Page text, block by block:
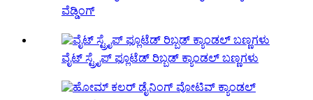
ವೆಡ್ಡಿಂಗ್
ವೈಟ್ ಸ್ಟ್ರೈಪ್ ಫ್ಲೂಟೆಡ್ ರಿಬ್ಬಡ್ ಕ್ಯಾಂಡಲ್ ಬಣ್ಣಗಳು